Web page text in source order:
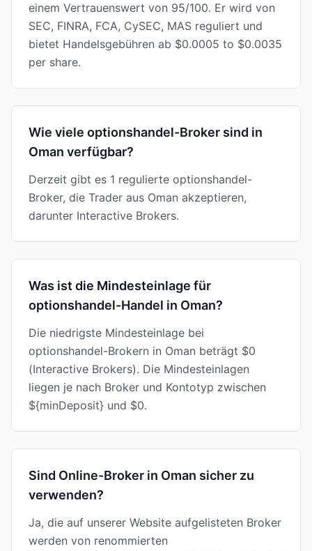
einem Vertrauenswert von 95/100. Er wird von
SEC, FINRA, FCA, CySEC, MAS reguliert und
bietet Handelsgebühren ab $0.0005 to $0.0035
per share.
Wie viele optionshandel-Broker sind in
Oman verfügbar?
Derzeit gibt es 1 regulierte optionshandel-
Broker, die Trader aus Oman akzeptieren,
darunter Interactive Brokers.
Was ist die Mindesteinlage für
optionshandel-Handel in Oman?
Die niedrigste Mindesteinlage bei
optionshandel-Brokern in Oman beträgt $0
(Interactive Brokers). Die Mindesteinlagen
liegen je nach Broker und Kontotyp zwischen
${minDeposit} und $0.
Sind Online-Broker in Oman sicher zu
verwenden?
Ja, die auf unserer Website aufgelisteten Broker
werden von renommierten